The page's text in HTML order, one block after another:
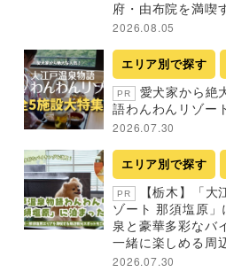
府・由布院を満喫
2026.08.05
エリア別で探す
PR
愛犬家から絶
語わんわんリゾー
2026.07.30
エリア別で探す
PR
【栃木】「大
ゾート 那須塩原
泉と豪華多彩なバ
一緒に楽しめる周
2026.07.30